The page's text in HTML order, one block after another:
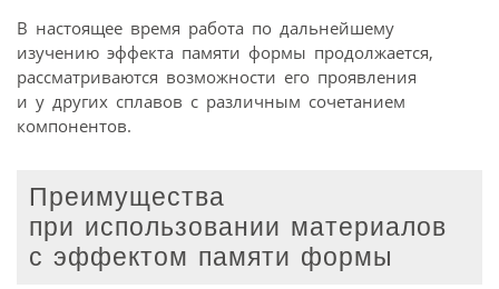
В настоящее время работа по дальнейшему
изучению эффекта памяти формы продолжается,
рассматриваются возможности его проявления
и у других сплавов с различным сочетанием
компонентов.
Преимущества
при использовании материалов
с эффектом памяти формы